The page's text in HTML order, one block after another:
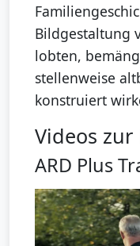
Bildgestaltung
lobten,
stellenweise
konstruiert
Videos
ARD Plus